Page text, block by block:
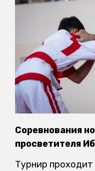
Соревнования
просветителя
Турнир проходит